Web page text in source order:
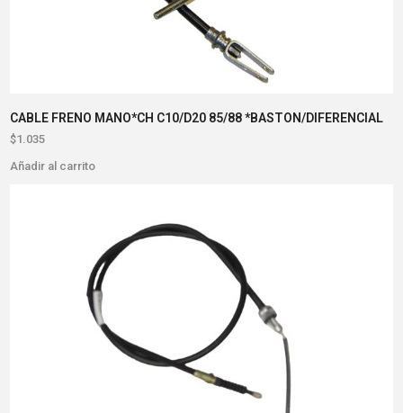
CABLE FRENO MANO*CH C10/D20 85/88 *BASTON/DIFERENCIAL
$1.035
Añadir al carrito